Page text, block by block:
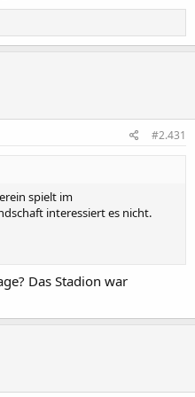
#2.431
spielt im
interessiert es nicht.
Das Stadion war